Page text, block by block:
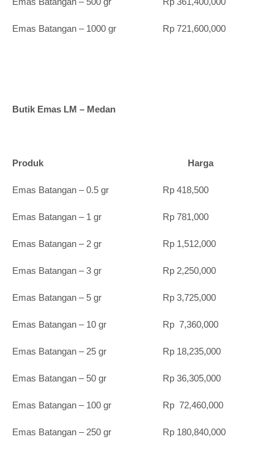
Emas Batangan – 1000 gr Rp 721,600,000
Butik Emas LM – Medan
Produk Harga
Emas Batangan – 0.5 gr Rp 418,500
Emas Batangan – 1 gr Rp 781,000
Emas Batangan – 2 gr Rp 1,512,000
Emas Batangan – 3 gr Rp 2,250,000
Emas Batangan – 5 gr Rp 3,725,000
Emas Batangan – 10 gr Rp 7,360,000
Emas Batangan – 25 gr Rp 18,235,000
Emas Batangan – 50 gr Rp 36,305,000
Emas Batangan – 100 gr Rp 72,460,000
Emas Batangan – 250 gr Rp 180,840,000